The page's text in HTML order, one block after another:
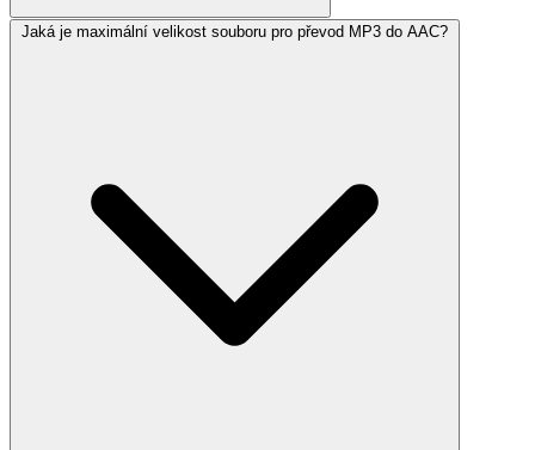
Jaká je maximální velikost souboru pro převod MP3 do AAC?